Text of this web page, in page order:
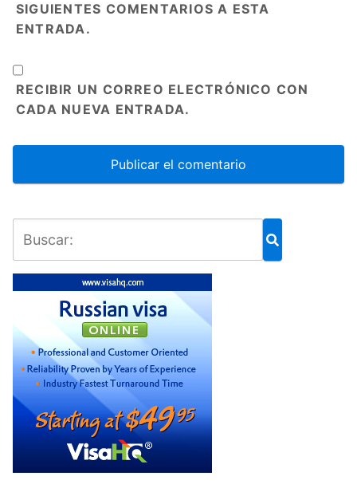
SIGUIENTES COMENTARIOS A ESTA
ENTRADA.
RECIBIR UN CORREO ELECTRÓNICO CON
CADA NUEVA ENTRADA.